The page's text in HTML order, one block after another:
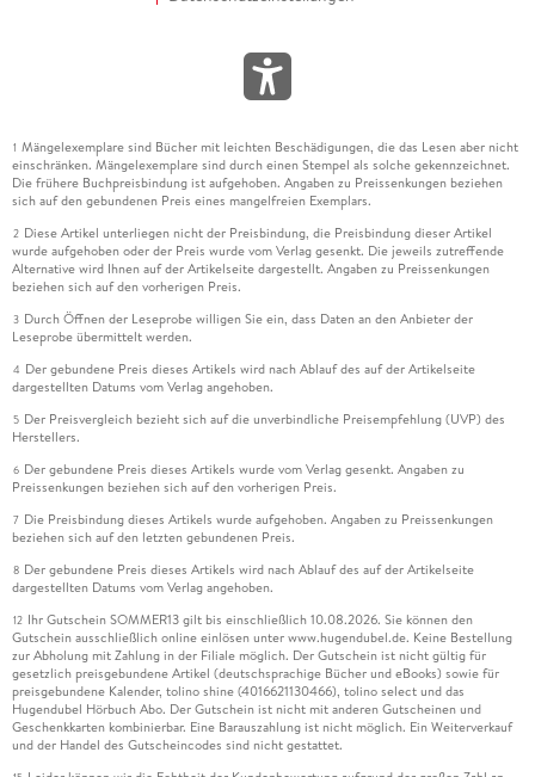
1 Mängelexemplare sind Bücher mit leichten Beschädigungen, die das Lesen aber nicht
einschränken. Mängelexemplare sind durch einen Stempel als solche gekennzeichnet.
Die frühere Buchpreisbindung ist aufgehoben. Angaben zu Preissenkungen beziehen
sich auf den gebundenen Preis eines mangelfreien Exemplars.
2 Diese Artikel unterliegen nicht der Preisbindung, die Preisbindung dieser Artikel
wurde aufgehoben oder der Preis wurde vom Verlag gesenkt. Die jeweils zutreffende
Alternative wird Ihnen auf der Artikelseite dargestellt. Angaben zu Preissenkungen
beziehen sich auf den vorherigen Preis.
3 Durch Öffnen der Leseprobe willigen Sie ein, dass Daten an den Anbieter der
Leseprobe übermittelt werden.
4 Der gebundene Preis dieses Artikels wird nach Ablauf des auf der Artikelseite
dargestellten Datums vom Verlag angehoben.
5 Der Preisvergleich bezieht sich auf die unverbindliche Preisempfehlung (UVP) des
Herstellers.
6 Der gebundene Preis dieses Artikels wurde vom Verlag gesenkt. Angaben zu
Preissenkungen beziehen sich auf den vorherigen Preis.
7 Die Preisbindung dieses Artikels wurde aufgehoben. Angaben zu Preissenkungen
beziehen sich auf den letzten gebundenen Preis.
8 Der gebundene Preis dieses Artikels wird nach Ablauf des auf der Artikelseite
dargestellten Datums vom Verlag angehoben.
12 Ihr Gutschein SOMMER13 gilt bis einschließlich 10.08.2026. Sie können den
Gutschein ausschließlich online einlösen unter www.hugendubel.de. Keine Bestellung
zur Abholung mit Zahlung in der Filiale möglich. Der Gutschein ist nicht gültig für
gesetzlich preisgebundene Artikel (deutschsprachige Bücher und eBooks) sowie für
preisgebundene Kalender, tolino shine (4016621130466), tolino select und das
Hugendubel Hörbuch Abo. Der Gutschein ist nicht mit anderen Gutscheinen und
Geschenkkarten kombinierbar. Eine Barauszahlung ist nicht möglich. Ein Weiterverkauf
und der Handel des Gutscheincodes sind nicht gestattet.